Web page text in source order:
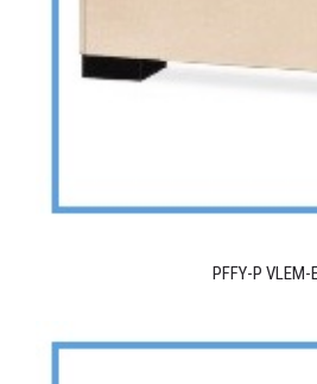
PFFY-P VLEM-